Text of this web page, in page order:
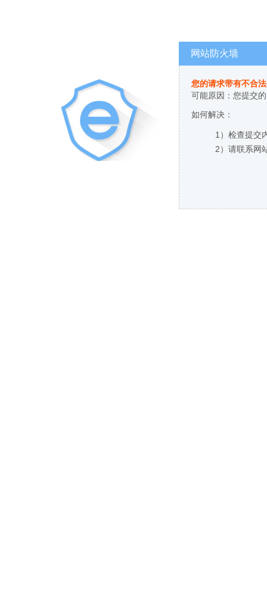
网站防火墙
您的请求带有不合
可能原因：您提交
如何解决：
1）检查提交
2）请联系网